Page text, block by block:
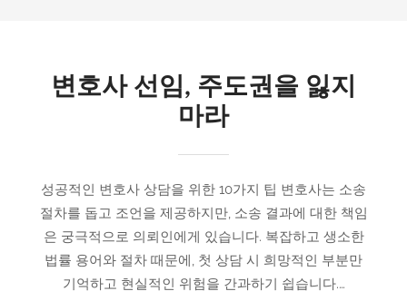
변호사 선임, 주도권을 잃지
마라
성공적인 변호사 상담을 위한 10가지 팁 변호사는 소송
절차를 돕고 조언을 제공하지만, 소송 결과에 대한 책임
은 궁극적으로 의뢰인에게 있습니다. 복잡하고 생소한
법률 용어와 절차 때문에, 첫 상담 시 희망적인 부분만
기억하고 현실적인 위험을 간과하기 쉽습니다.…